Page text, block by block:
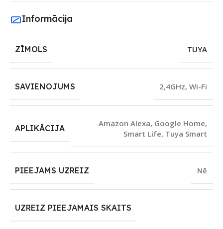
Informācija
ZĪMOLS TUYA
SAVIENOJUMS 2,4GHz, Wi-Fi
APLIKĀCIJA
Amazon Alexa, Google Home,
Smart Life, Tuya Smart
PIEEJAMS UZREIZ Nē
UZREIZ PIEEJAMAIS SKAITS